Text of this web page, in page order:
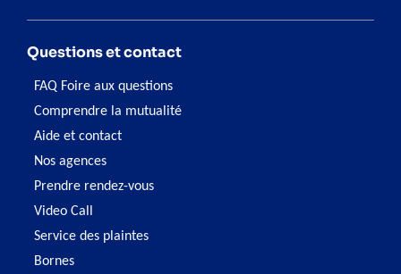
Questions et contact
FAQ Foire aux questions
Comprendre la mutualité
Aide et contact
Nos agences
Prendre rendez-vous
Video Call
Service des plaintes
Bornes